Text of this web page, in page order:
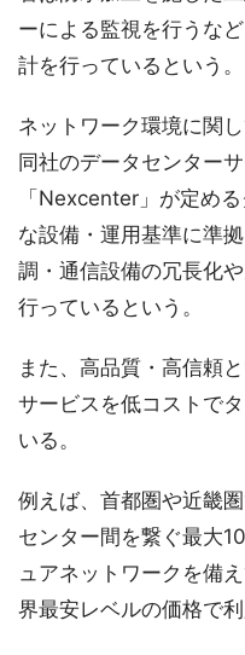
ーによる監視を行うな
計を行っているという。
ネットワーク環境に関
同社のデータセンター
「Nexcenter」が定め
な設備・運用基準に準
調・通信設備の冗長化
行っているという。
また、高品質・高信頼
サービスを低コストで
いる。
例えば、首都圏や近畿
センター間を繋ぐ最大
ュアネットワークを備
界最安レベルの価格で利